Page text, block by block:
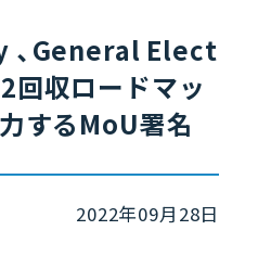
、General Elect
回収ロードマッ
するMoU署名
2022年09月28日